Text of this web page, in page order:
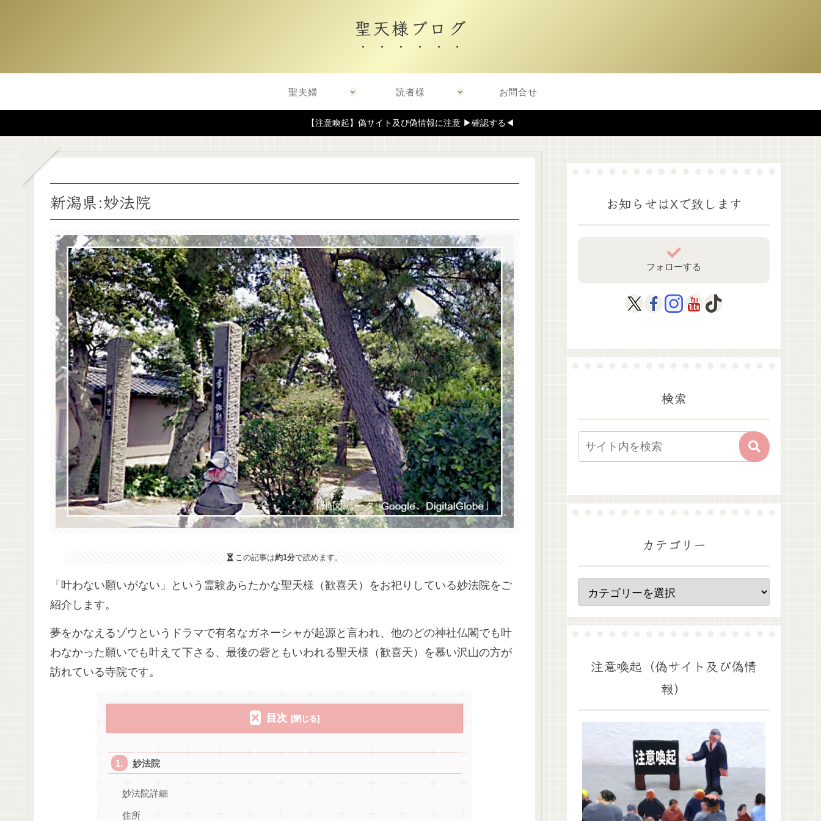
聖天様ブログ
聖夫婦 読者様 お問合せ
【注意喚起】偽サイト及び偽情報に注意 ▶確認する◀
新潟県:妙法院
この記事は約1分で読めます。
「叶わない願いがない」という霊験あらたかな聖天様（歓喜天）をお祀りしている妙法院をご
紹介します。
夢をかなえるゾウというドラマで有名なガネーシャが起源と言われ、他のどの神社仏閣でも叶
わなかった願いでも叶えて下さる、最後の砦ともいわれる聖天様（歓喜天）を慕い沢山の方が
訪れている寺院です。
目次
妙法院
妙法院詳細
住所
お知らせはXで致します
フォローする
検索
カテゴリー
注意喚起（偽サイト及び偽情
報）